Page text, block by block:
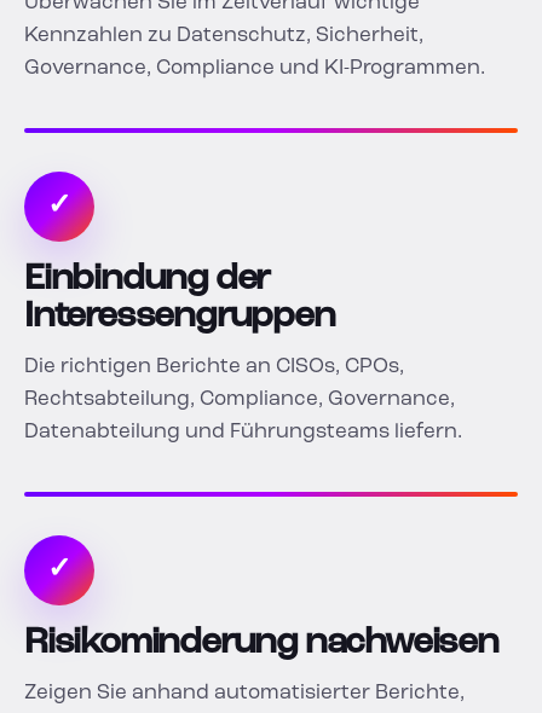
Kennzahlen zu Datenschutz, Sicherheit,
Governance, Compliance und KI-Programmen.
✓
Einbindung der
Interessengruppen
Die richtigen Berichte an CISOs, CPOs,
Rechtsabteilung, Compliance, Governance,
Datenabteilung und Führungsteams liefern.
✓
Risikominderung nachweisen
Zeigen Sie anhand automatisierter Berichte,